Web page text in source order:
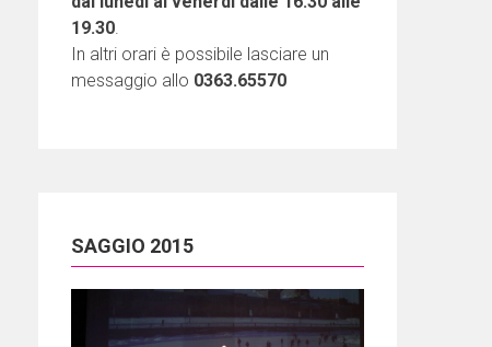
19.30.
In altri orari è possibile lasciare un
messaggio allo 0363.65570
SAGGIO 2015